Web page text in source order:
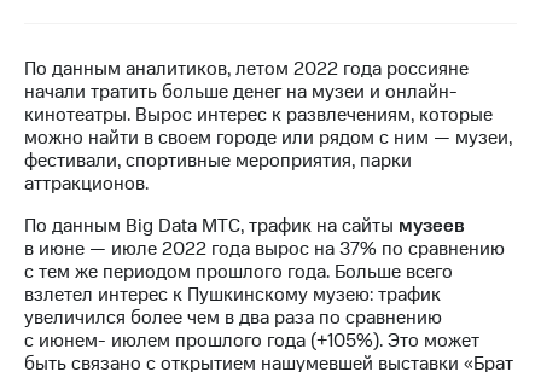
Контакты
Новости
в
регионе
и акционерам
Корпоративное
управление
Корпоративный
секретарь
По данным аналитиков, летом 2022 года россияне
начали тратить больше денег на музеи и онлайн-
кинотеатры. Вырос интерес к развлечениям, которые
можно найти в своем городе или рядом с ним — музеи,
фестивали, спортивные мероприятия, парки
аттракционов.
По данным Big Data МТС, трафик на сайты музеев
в июне — июле 2022 года вырос на 37% по сравнению
с тем же периодом прошлого года. Больше всего
взлетел интерес к Пушкинскому музею: трафик
увеличился более чем в два раза по сравнению
с июнем- июлем прошлого года (+105%). Это может
быть связано с открытием нашумевшей выставки «Брат